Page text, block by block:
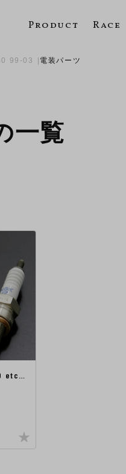
Product Race
99-03 電装パーツ
一覧
etc…